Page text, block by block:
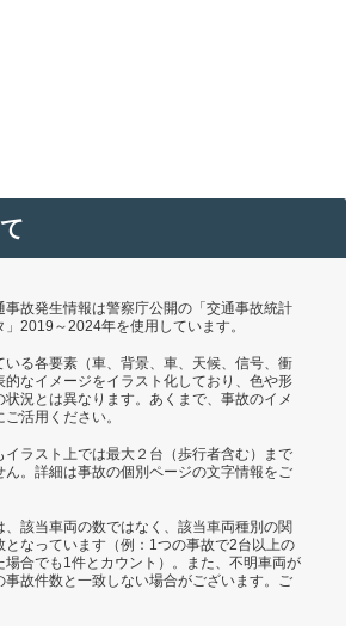
事故発生情報は警察庁公開の「交通事故統計
2019～2024年を使用しています。
いる各要素（車、背景、車、天候、信号、衝
的なイメージをイラスト化しており、色や形
況とは異なります。あくまで、事故のイメ
活用ください。
イラスト上では最大２台（歩行者含む）まで
ん。詳細は事故の個別ページの文字情報をご
、該当車両の数ではなく、該当車両種別の関
となっています（例：1つの事故で2台以上の
場合でも1件とカウント）。また、不明車両が
事故件数と一致しない場合がございます。ご